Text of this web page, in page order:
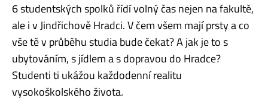
6 studentských spolků řídí volný čas nejen na fakultě,
ale i v Jindřichově Hradci. V čem všem mají prsty a co
vše tě v průběhu studia bude čekat? A jak je to s
ubytováním, s jídlem a s dopravou do Hradce?
Studenti ti ukážou každodenní realitu
vysokoškolského života.